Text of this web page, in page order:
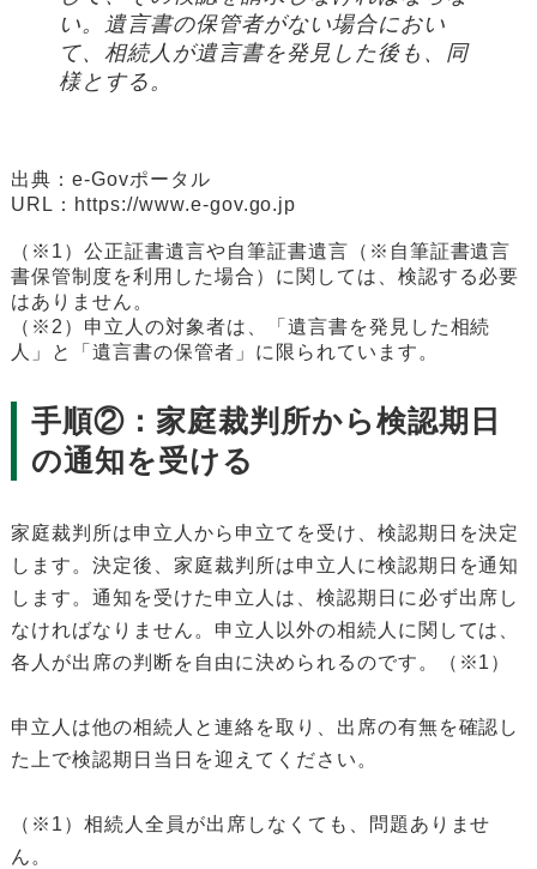
い。遺言書の保管者がない場合におい
て、相続人が遺言書を発見した後も、同
様とする。
出典：e-Govポータル
URL：https://www.e-gov.go.jp
（※1）公正証書遺言や自筆証書遺言（※自筆証書遺言
書保管制度を利用した場合）に関しては、検認する必要
はありません。
（※2）申立人の対象者は、「遺言書を発見した相続
人」と「遺言書の保管者」に限られています。
手順②：家庭裁判所から検認期日
の通知を受ける
家庭裁判所は申立人から申立てを受け、検認期日を決定
します。決定後、家庭裁判所は申立人に検認期日を通知
します。通知を受けた申立人は、検認期日に必ず出席し
なければなりません。申立人以外の相続人に関しては、
各人が出席の判断を自由に決められるのです。（※1）
申立人は他の相続人と連絡を取り、出席の有無を確認し
た上で検認期日当日を迎えてください。
（※1）相続人全員が出席しなくても、問題ありませ
ん。